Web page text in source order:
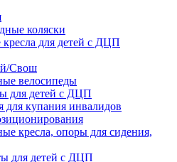
коляски
для детей с ДЦП
Свош
велосипеды
для детей с ДЦП
для купания инвалидов
кресла, опоры для сидения,
для детей с ДЦП